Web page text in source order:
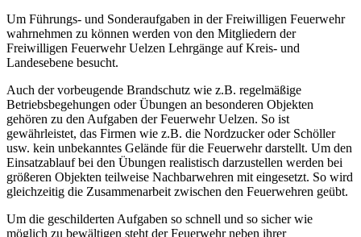
Um Führungs- und Sonderaufgaben in der Freiwilligen Feuerwehr
wahrnehmen zu können werden von den Mitgliedern der
Freiwilligen Feuerwehr Uelzen Lehrgänge auf Kreis- und
Landesebene besucht.
Auch der vorbeugende Brandschutz wie z.B. regelmäßige
Betriebsbegehungen oder Übungen an besonderen Objekten
gehören zu den Aufgaben der Feuerwehr Uelzen. So ist
gewährleistet, das Firmen wie z.B. die Nordzucker oder Schöller
usw. kein unbekanntes Gelände für die Feuerwehr darstellt. Um den
Einsatzablauf bei den Übungen realistisch darzustellen werden bei
größeren Objekten teilweise Nachbarwehren mit eingesetzt. So wird
gleichzeitig die Zusammenarbeit zwischen den Feuerwehren geübt.
Um die geschilderten Aufgaben so schnell und so sicher wie
möglich zu bewältigen steht der Feuerwehr neben ihrer